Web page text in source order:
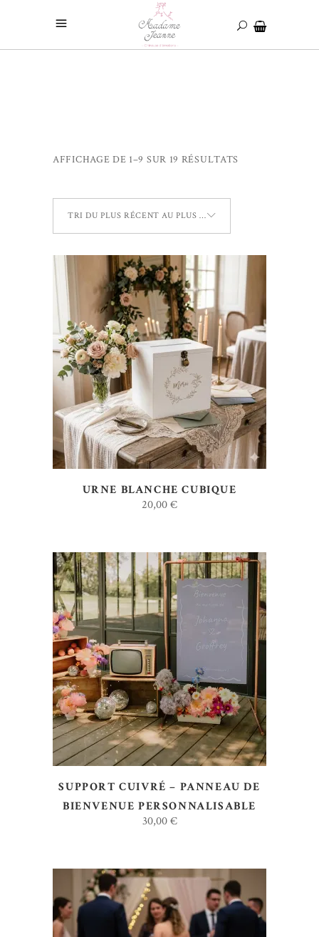
AFFICHAGE DE 1–9 SUR 19 RÉSULTATS
TRI DU PLUS RÉCENT AU PLUS ANCIEN
AJOUTER AU DEVIS
URNE BLANCHE CUBIQUE
20,00€
AJOUTER AU DEVIS
SUPPORT CUIVRÉ – PANNEAU DE
BIENVENUE PERSONNALISABLE
30,00€